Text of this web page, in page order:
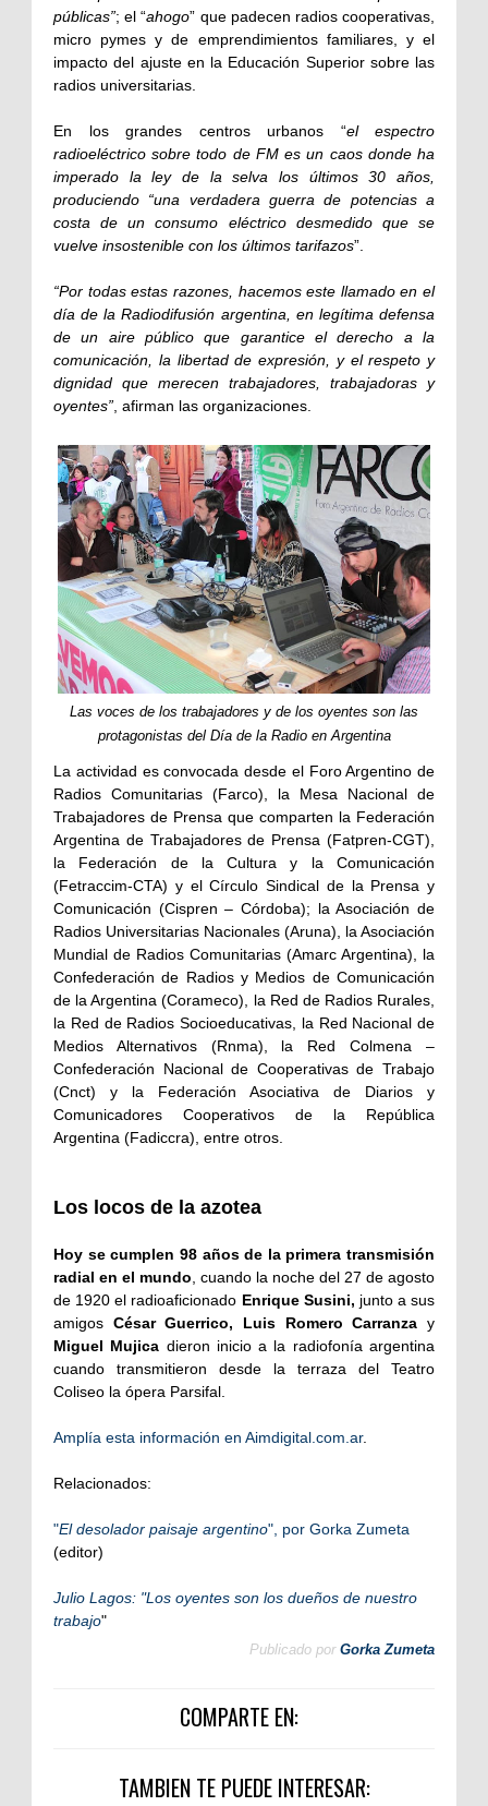
públicas”; el “ahogo” que padecen radios cooperativas,
micro pymes y de emprendimientos familiares, y el
impacto del ajuste en la Educación Superior sobre las
radios universitarias.
En los grandes centros urbanos “el espectro
radioeléctrico sobre todo de FM es un caos donde ha
imperado la ley de la selva los últimos 30 años,
produciendo “una verdadera guerra de potencias a
costa de un consumo eléctrico desmedido que se
vuelve insostenible con los últimos tarifazos”.
“Por todas estas razones, hacemos este llamado en el
día de la Radiodifusión argentina, en legítima defensa
de un aire público que garantice el derecho a la
comunicación, la libertad de expresión, y el respeto y
dignidad que merecen trabajadores, trabajadoras y
oyentes”, afirman las organizaciones.
Las voces de los trabajadores y de los oyentes son las
protagonistas del Día de la Radio en Argentina
La actividad es convocada desde el Foro Argentino de
Radios Comunitarias (Farco), la Mesa Nacional de
Trabajadores de Prensa que comparten la Federación
Argentina de Trabajadores de Prensa (Fatpren-CGT),
la Federación de la Cultura y la Comunicación
(Fetraccim-CTA) y el Círculo Sindical de la Prensa y
Comunicación (Cispren – Córdoba); la Asociación de
Radios Universitarias Nacionales (Aruna), la Asociación
Mundial de Radios Comunitarias (Amarc Argentina), la
Confederación de Radios y Medios de Comunicación
de la Argentina (Corameco), la Red de Radios Rurales,
la Red de Radios Socioeducativas, la Red Nacional de
Medios Alternativos (Rnma), la Red Colmena –
Confederación Nacional de Cooperativas de Trabajo
(Cnct) y la Federación Asociativa de Diarios y
Comunicadores Cooperativos de la República
Argentina (Fadiccra), entre otros.
Los locos de la azotea
Hoy se cumplen 98 años de la primera transmisión
radial en el mundo, cuando la noche del 27 de agosto
de 1920 el radioaficionado Enrique Susini, junto a sus
amigos César Guerrico, Luis Romero Carranza y
Miguel Mujica dieron inicio a la radiofonía argentina
cuando transmitieron desde la terraza del Teatro
Coliseo la ópera Parsifal.
Amplía esta información en Aimdigital.com.ar.
Relacionados:
"El desolador paisaje argentino", por Gorka Zumeta
(editor)
Julio Lagos: "Los oyentes son los dueños de nuestro
trabajo"
Publicado por Gorka Zumeta
COMPARTE EN:
TAMBIEN TE PUEDE INTERESAR: